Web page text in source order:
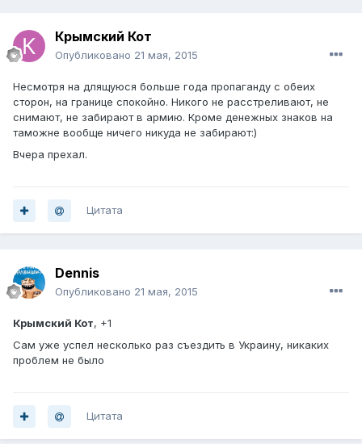
Крымский Кот
Опубликовано 21 мая, 2015
Несмотря на длящуюся больше года пропаганду с обеих
сторон, на границе спокойно. Никого не расстреливают, не
снимают, не забирают в армию. Кроме денежных знаков на
таможне вообще ничего никуда не забирают:)
Вчера прехал.
Цитата
Dennis
Опубликовано 21 мая, 2015
Крымский Кот, +1
Сам уже успел несколько раз съездить в Украину, никаких
проблем не было
Цитата